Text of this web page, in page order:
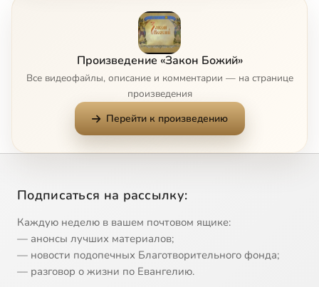
008 - О свойствах Божиих
9 009 - Свойства Божии
010 - Первый член Символа Веры
11 011 - Второй член Символа Веры
12 012 - Третий член Символа Веры
13 013 - Четвертый член Символа Веры
14 014 - Пятый и шестой член Символа Веры
Произведение «Закон Божий»
Все видеофайлы, описание и комментарии — на странице
произведения
Перейти к произведению
Подписаться на рассылку:
Каждую неделю в вашем почтовом ящике:
— анонсы лучших материалов;
— новости подопечных Благотворительного фонда;
— разговор о жизни по Евангелию.